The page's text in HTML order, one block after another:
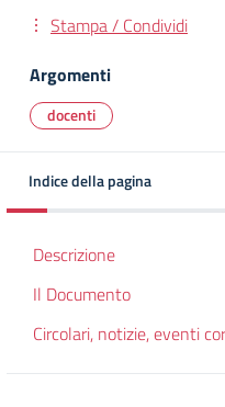
Stampa / Condividi
Argomenti
docenti
Indice della pagina
Descrizione
Il Documento
Circolari, notizie, eventi